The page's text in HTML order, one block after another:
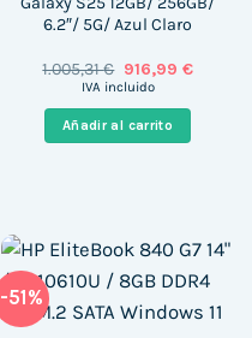
6.2″/ 5G/ Azul Claro
1.005,31€ El
precio
era:
1.005,31 €.
916,99 €El
IVA incluido
Añadir al carrito
-51%